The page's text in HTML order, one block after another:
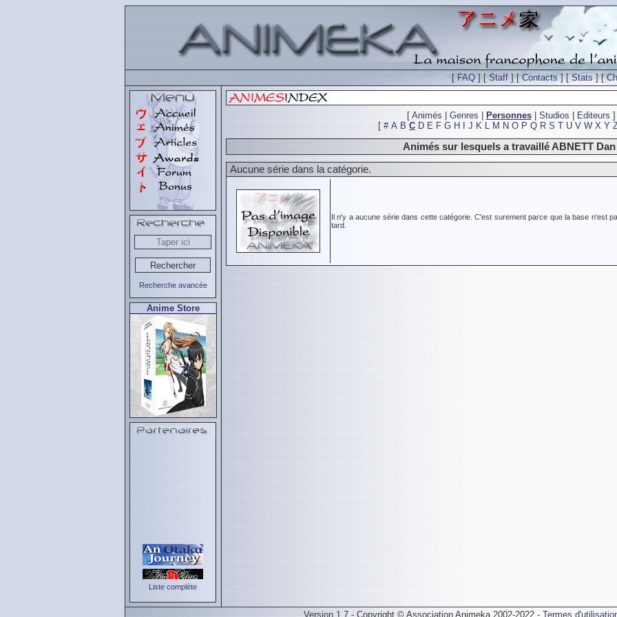
[FAQ ] [Staff ] [Contacts] [Stats] [
Recherche avancée
Anime Store
Liste complète
[ Animés Genres Personnes| Studios Editeurs ]
[ # A B C D E F G H J K L M N O P Q R S T U V W X Y
Animés sur lesquels a travaillé ABNETT Dan
Aucune série dans la catégorie.
Il n'y a aucune série dans cette catégorie. C'est surement parce que la base n'est
tard.
Version 1.7 - Copyright © Association Animeka 2002-2022 - Termes